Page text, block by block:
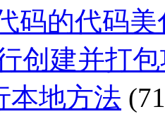
码的代码
创建并打
本地方法